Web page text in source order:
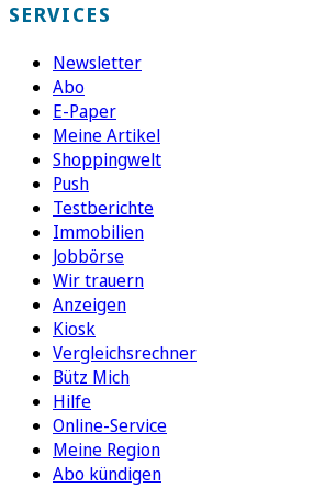
SERVICES
Newsletter
Abo
E-Paper
Meine Artikel
Shoppingwelt
Push
Testberichte
Immobilien
Jobbörse
Wir trauern
Anzeigen
Kiosk
Vergleichsrechner
Bütz Mich
Hilfe
Online-Service
Meine Region
Abo kündigen